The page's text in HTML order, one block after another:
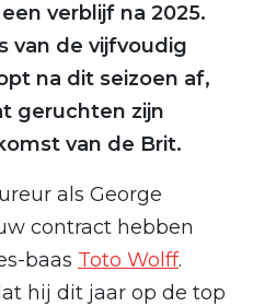
verblijf na 2025.
van de vijfvoudig
na dit seizoen af,
geruchten zijn
van de Brit.
als George
contract hebben
baas Toto Wolff.
hij dit jaar op de top